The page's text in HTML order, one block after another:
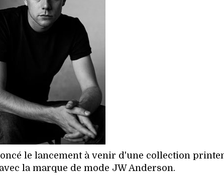
le lancement à venir d'une collection
la marque de mode JW Anderson.